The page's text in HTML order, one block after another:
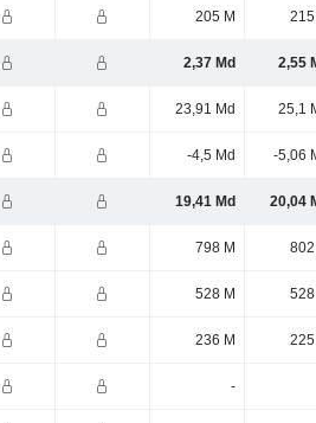
205 M 215
2,37 Md 2,55
23,91 Md 25,1
-4,5 Md -5,06
19,41 Md 20,04
798 M 802
528 M 528
236 M 225
-